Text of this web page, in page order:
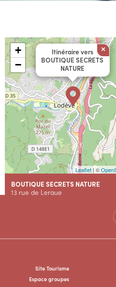
Itinéraire vers
BOUTIQUE SECRETS
NATURE
×
+
−
Leaflet| ©
BOUTIQUE SECRETS NATURE
13 rue de Lergue
Site Tourisme
Espace groupes